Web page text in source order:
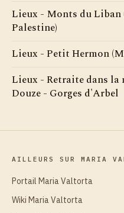
Lieux - Monts du Liban
Palestine)
Lieux - Petit Hermon
Lieux - Retraite dans la
Douze - Gorges d'Arbel
AILLEURS SUR MARIA
Portail Maria Valtorta
Wiki Maria Valtorta